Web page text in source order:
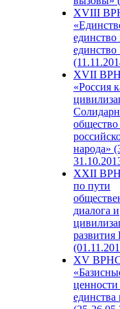
XVIII
единство
единство
XVII
«Россия
народа»
XXII
по пути
диалога и
развития
XV
единства